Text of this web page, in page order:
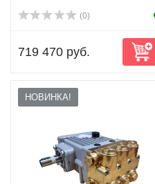
(0)
719 470 руб.
НОВИНКА!